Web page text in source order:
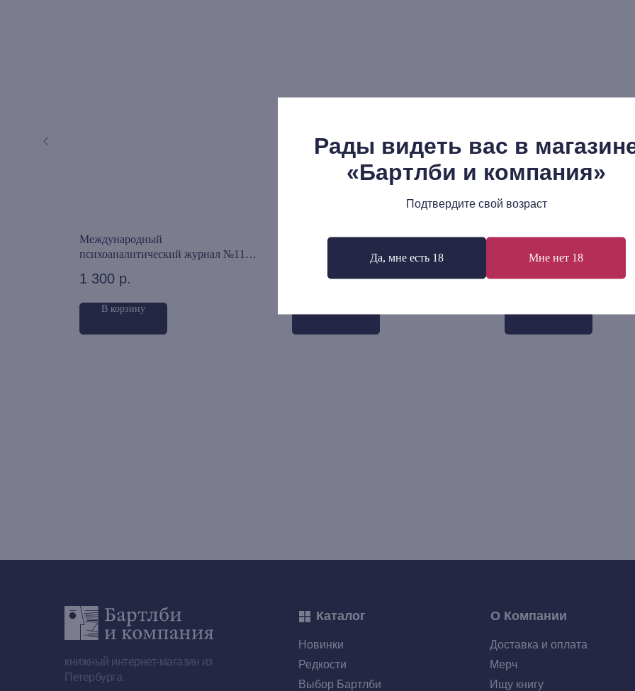
Рады видеть вас в
«Бартлби и компания»
Подтвердите свой возраст
Да, мне есть 18 Мне нет 18
Международный
психоаналитический журнал №11
1 300 р.
В корзину
Элизабет Рудинеско: Зигмунд Фрейд
в своем времени и нашем
р.
Сержио Бенвенуто: Семь
Лакане
870 р.
книжный интернет-магазин из
Петербурга
О Компании
Каталог
Ищу книгу
Мерч
Доставка и оплата
Выбор Бартлби
Редкости
Новинки